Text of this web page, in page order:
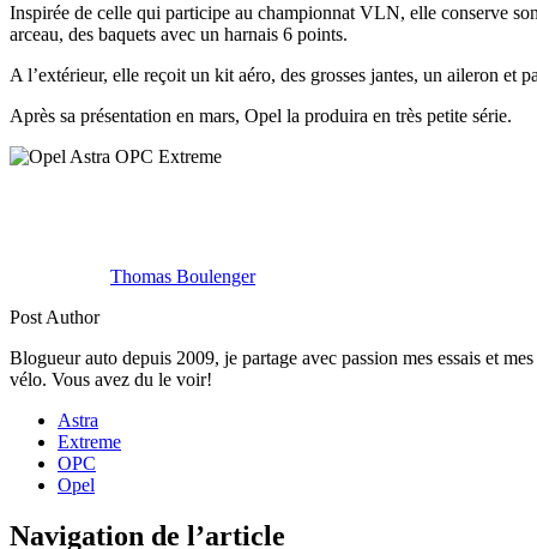
Inspirée de celle qui participe au championnat VLN, elle conserve
arceau, des baquets avec un harnais 6 points.
A l’extérieur, elle reçoit un kit aéro, des grosses jantes, un aileron et
Après sa présentation en mars, Opel la produira en très petite série.
Thomas Boulenger
Post Author
Blogueur auto depuis 2009, je partage avec passion mes essais et
vélo. Vous avez du le voir!
Astra
Extreme
OPC
Opel
Navigation de l’article